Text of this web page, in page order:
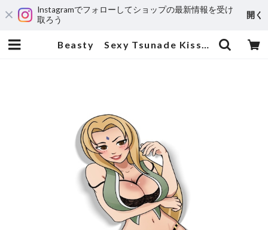
Instagramでフォローしてショップの最新情報を受け
取ろう
開く
Beasty Sexy Tsunade Kiss-cut | 輸入アニメステッカー専門店 SUNSET Stickers Store